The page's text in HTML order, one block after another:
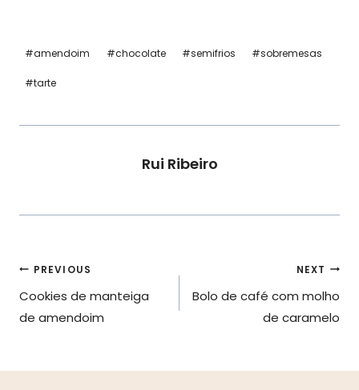
Post
#amendoim #chocolate #semifrios #sobremesas
#tarte
Rui Ribeiro
Navegação
de
PREVIOUS
Cookies de manteiga
de amendoim
NEXT
Bolo de café com molho
de caramelo